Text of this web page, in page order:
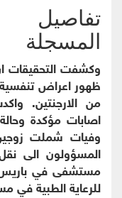
تفاصيل
المسجلة
وكشفت التحقيقات
ظهور اعراض
من الارجنتين.
اصابات مؤكدة
وفيات شملت زوجين
المسؤولون الى
مستشفى في باريس
للرعاية الطبية في